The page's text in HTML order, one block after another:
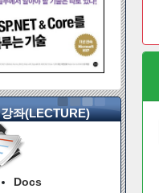
강좌(LECTURE)
Docs